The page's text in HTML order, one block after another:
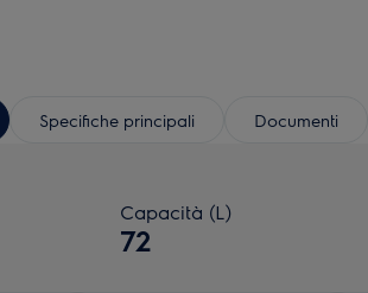
Specifiche principali Documenti
Capacità (L)
72